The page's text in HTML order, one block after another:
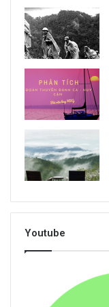
Youtube